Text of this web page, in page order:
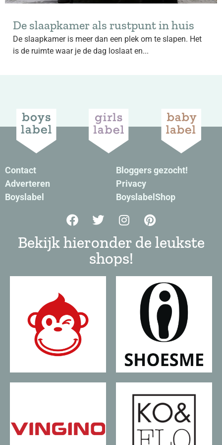
De slaapkamer als rustpunt in huis
De slaapkamer is meer dan een plek om te slapen. Het
is de ruimte waar je de dag loslaat en...
Contact
Adverteren
Boyslabel
Bloggers gezocht!
Privacy
BoyslabelShop
Bekijk hieronder de leukste
shops!